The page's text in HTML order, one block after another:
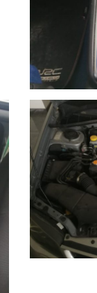
e con storia
STI originale da